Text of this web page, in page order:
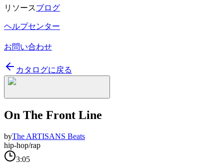
リソースブログ
ヘルプセンター
お問い合わせ
カタログに戻る
On The Front Line
byThe ARTISANS Beats
hip-hop/rap
3:05